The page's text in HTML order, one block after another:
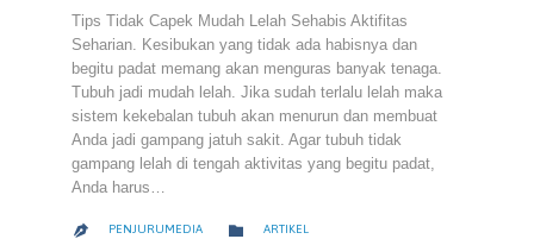
Tips Tidak Capek Mudah Lelah Sehabis Aktifitas
Seharian. Kesibukan yang tidak ada habisnya dan
begitu padat memang akan menguras banyak tenaga.
Tubuh jadi mudah lelah. Jika sudah terlalu lelah maka
sistem kekebalan tubuh akan menurun dan membuat
Anda jadi gampang jatuh sakit. Agar tubuh tidak
gampang lelah di tengah aktivitas yang begitu padat,
Anda harus…
 PENJURUMEDIA  CATEGORY
ARTIKEL